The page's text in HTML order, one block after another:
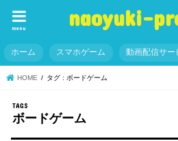
naoyuki-
menu
ホーム スマホゲーム 動画配信サー
HOME タグ : ボードゲーム
ボードゲーム